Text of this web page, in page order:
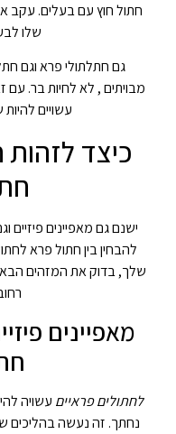
חתול חוץ עם בעלים. עקב
שלו
גם חתלתולי פרא וגם
מבויתים , לא לחיות בר.
עשויים
כיצד
ישנם גם מאפיינים פיזיים
להבחין בין חתול פרא
שלך, בדוק את המזהים
מאפיינים
לחתולים פראיים עשויה
נחתך. זה נעשה בהליכים